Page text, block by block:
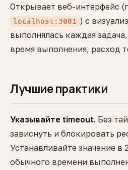
Открывает веб-интерфейс
localhost:3001 ) с
выполнялась каждая
время выполнения, расход
Лучшие практики
Указывайте timeout. Без
зависнуть и блокировать
Устанавливайте значение в
обычного времени